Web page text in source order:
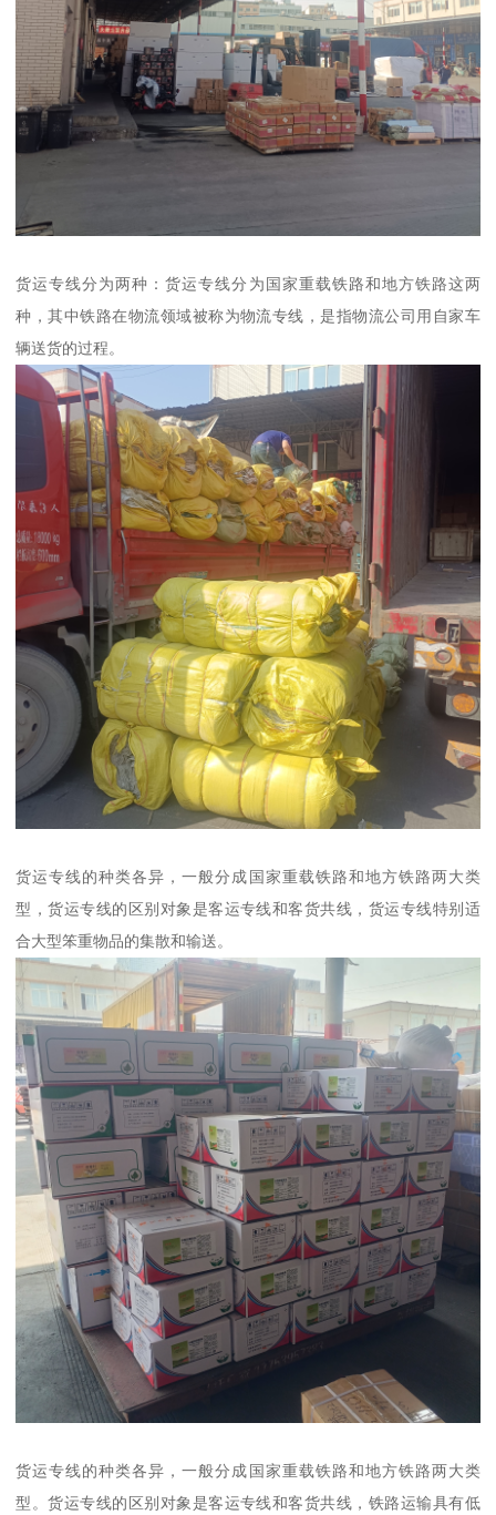
货运专线分为两种：货运专线分为国家重载铁路和地方铁路这两
种，其中铁路在物流领域被称为物流专线，是指物流公司用自家车
辆送货的过程。
货运专线的种类各异，一般分成国家重载铁路和地方铁路两大类
型，货运专线的区别对象是客运专线和客货共线，货运专线特别适
合大型笨重物品的集散和输送。
货运专线的种类各异，一般分成国家重载铁路和地方铁路两大类
型。货运专线的区别对象是客运专线和客货共线，铁路运输具有低